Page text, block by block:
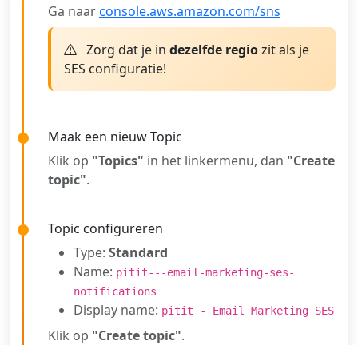
Ga naarconsole.aws.amazon.com/sns
Zorg dat je in dezelfde regiozit als je
SES configuratie!
Maak een nieuw Topic
Klik op "Topics" in het linkermenu, dan "Create
topic".
Topic configureren
Type: Standard
Name: pitit---email-marketing-ses-
notifications
Display name: pitit - Email Marketing SES
Klik op "Create topic".